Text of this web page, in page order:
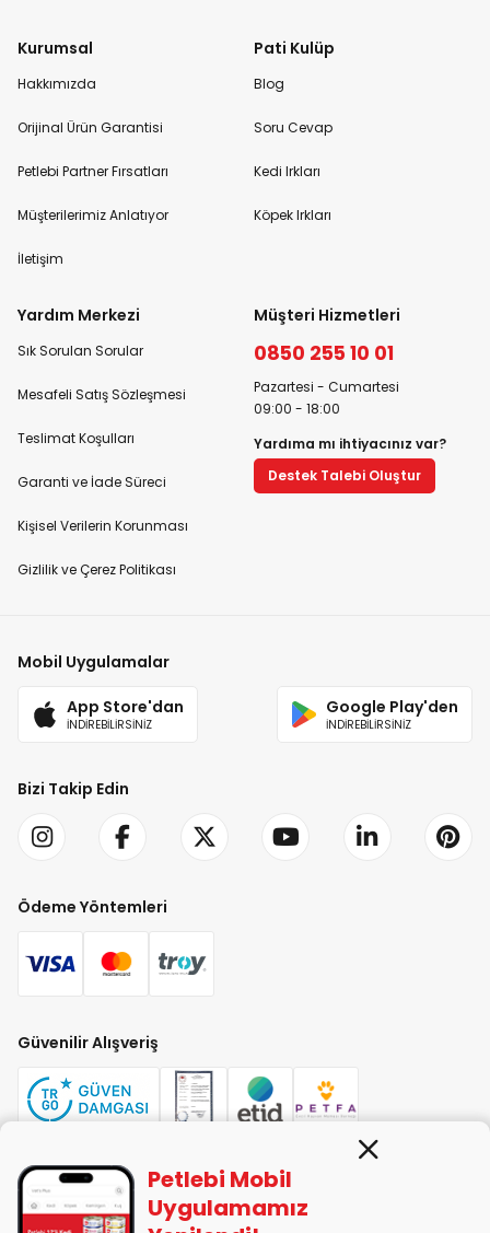
Kurumsal
Hakkımızda
Orijinal Ürün Garantisi
Petlebi Partner Fırsatları
Müşterilerimiz Anlatıyor
İletişim
Pati Kulüp
Blog
Soru Cevap
Kedi Irkları
Köpek Irkları
Yardım Merkezi
Sık Sorulan Sorular
Mesafeli Satış Sözleşmesi
Teslimat Koşulları
Garanti ve İade Süreci
Kişisel Verilerin Korunması
Gizlilik ve Çerez Politikası
Müşteri Hizmetleri
0850 255 10 01
Pazartesi - Cumartesi
09:00 - 18:00
Yardıma mı ihtiyacınız var?
Destek Talebi Oluştur
Mobil Uygulamalar
App Store'dan
İNDİREBİLİRSİNİZ
Google Play'den
İNDİREBİLİRSİNİZ
Bizi Takip Edin
Ödeme Yöntemleri
Güvenilir Alışveriş
PETLEBİ EVCİL HAYVAN ÜRÜNLERİ PAZ. SAN. TİC. LTD. ŞTİ. Alaşarköy Mah.
1. Alaşar Cad. No: 9 Osmangazi/Bursa
Petlebi Mobil
Uygulamamız